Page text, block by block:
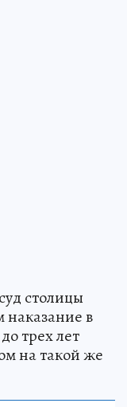
столицы
в
трех лет
на такой же